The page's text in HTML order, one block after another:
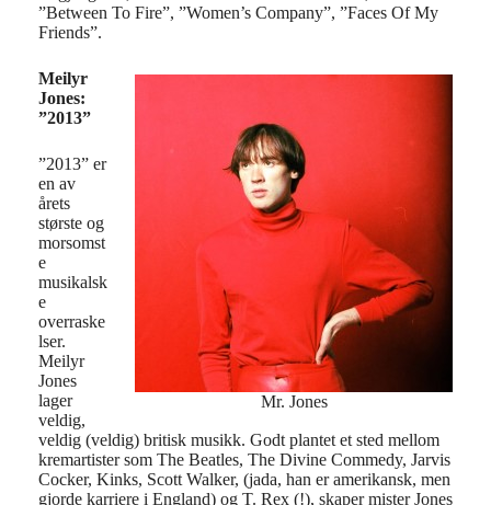
”Between To Fire”, ”Women’s Company”, ”Faces Of My
Friends”.
Mr. Jones
Meilyr
Jones:
”2013”
”2013” er
en av
årets
største og
morsomst
e
musikalsk
e
overraske
lser.
Meilyr
Jones
lager
veldig,
veldig (veldig) britisk musikk. Godt plantet et sted mellom
kremartister som The Beatles, The Divine Commedy, Jarvis
Cocker, Kinks, Scott Walker, (jada, han er amerikansk, men
gjorde karriere i England) og T. Rex (!), skaper mister Jones